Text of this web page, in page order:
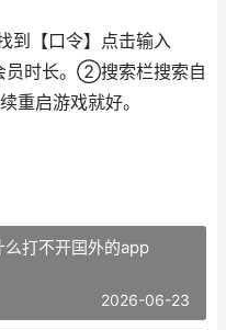
到【口令】点击输入
员时长。②搜索栏搜索自
重启游戏就好。
么打不开国外的app
2026-06-23